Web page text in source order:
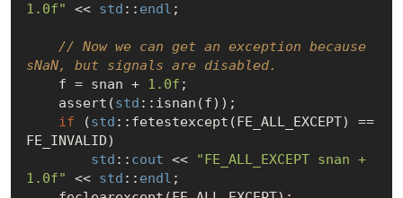
1.0f" << std :: endl ;
// Now we can get an exception because
sNaN, but signals are disabled.
    f = snan +
1.0f ;
    assert(
std ::isnan(f));
if (std ::fetestexcept(FE_ALL_EXCEPT) ==
FE_INVALID)
std :: cout <<
"FE_ALL_EXCEPT snan +
1.0f" << std :: endl ;